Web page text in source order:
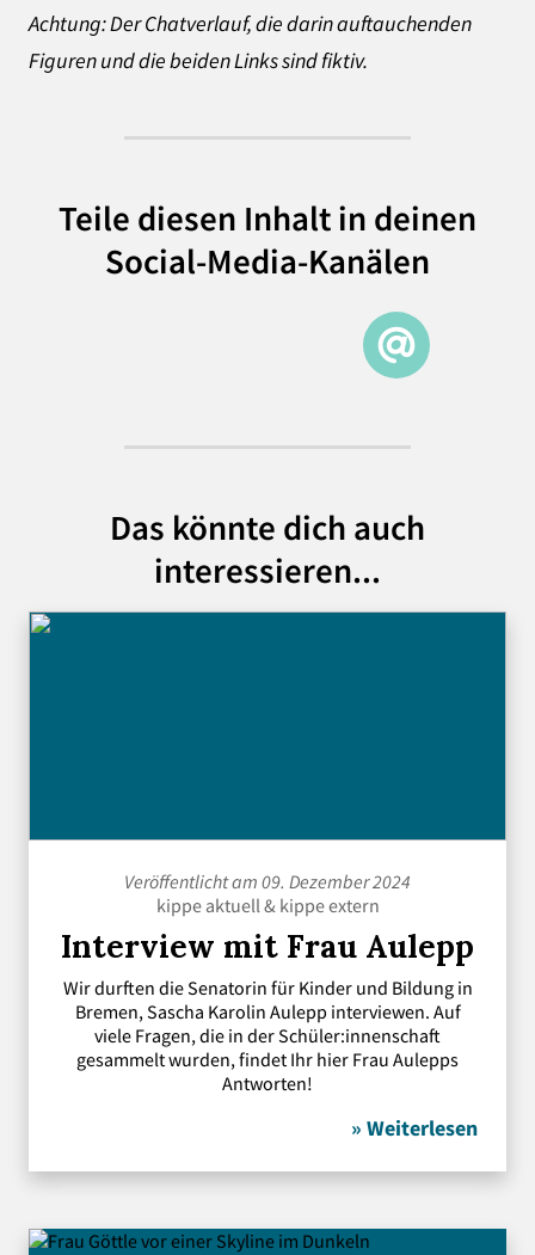
Achtung: Der Chatverlauf, die darin auftauchenden
Figuren und die beiden Links sind fiktiv.
Teile diesen Inhalt in deinen
Social-Media-Kanälen
Das könnte dich auch
interessieren...
Veröffentlicht am 09. Dezember 2024
kippe aktuell& kippe extern
Interview mit Frau Aulepp
Wir durften die Senatorin für Kinder und Bildung in
Bremen, Sascha Karolin Aulepp interviewen. Auf
viele Fragen, die in der Schüler:innenschaft
gesammelt wurden, findet Ihr hier Frau Aulepps
Antworten!
» Weiterlesen